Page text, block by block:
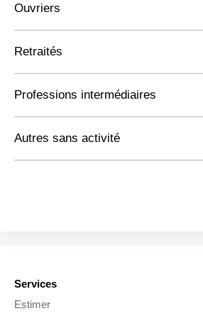
Ouvriers
Retraités
Professions intermédiaires
Autres sans activité
Services
Estimer